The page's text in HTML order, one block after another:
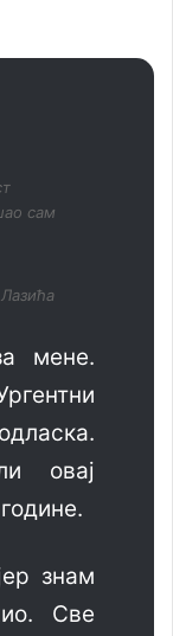
мене.
овај
знам
Све